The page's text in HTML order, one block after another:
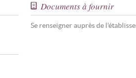
Documents à fournir
Se renseigner auprès de